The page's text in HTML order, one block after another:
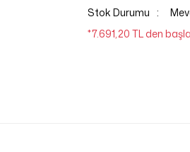
Stok Durumu
*7.691,20 TL den